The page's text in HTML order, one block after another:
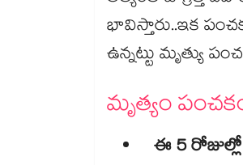
భావిస్తారు..ఇక
ఉన్నట్టు మృత్యు
మృత్యం
ఈ 5